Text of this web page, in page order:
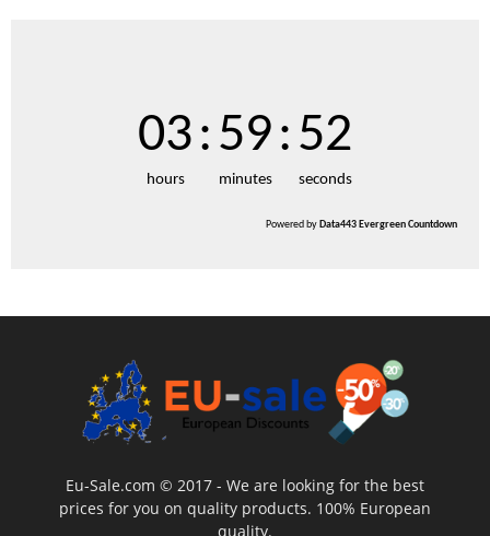
03
hours
:59
minutes
:51
seconds
Powered by Data443 Evergreen Countdown
Eu-Sale.com © 2017 - We are looking for the best
prices for you on quality products. 100% European
quality.